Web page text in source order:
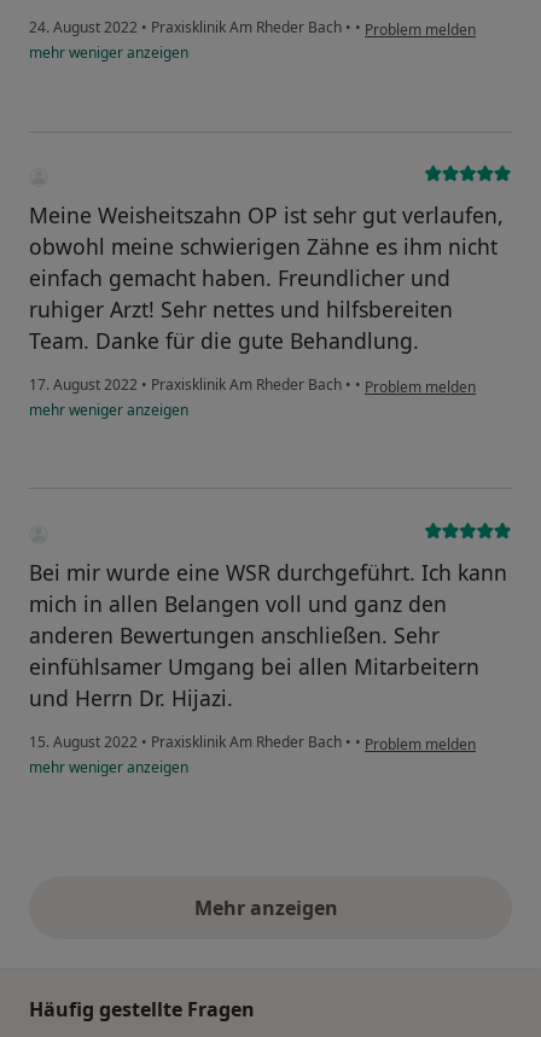
24. August 2022 • Praxisklinik Am Rheder Bach • • Problem melden
mehrwenigeranzeigen
Meine Weisheitszahn OP ist sehr gut verlaufen,
obwohl meine schwierigen Zähne es ihm nicht
einfach gemacht haben. Freundlicher und
ruhiger Arzt! Sehr nettes und hilfsbereiten
Team. Danke für die gute Behandlung.
17. August 2022 • Praxisklinik Am Rheder Bach • • Problem melden
mehrwenigeranzeigen
Bei mir wurde eine WSR durchgeführt. Ich kann
mich in allen Belangen voll und ganz den
anderen Bewertungen anschließen. Sehr
einfühlsamer Umgang bei allen Mitarbeitern
und Herrn Dr. Hijazi.
15. August 2022 • Praxisklinik Am Rheder Bach • • Problem melden
mehrwenigeranzeigen
Mehr anzeigenobige Stellungnahmen
Häufig gestellte Fragen